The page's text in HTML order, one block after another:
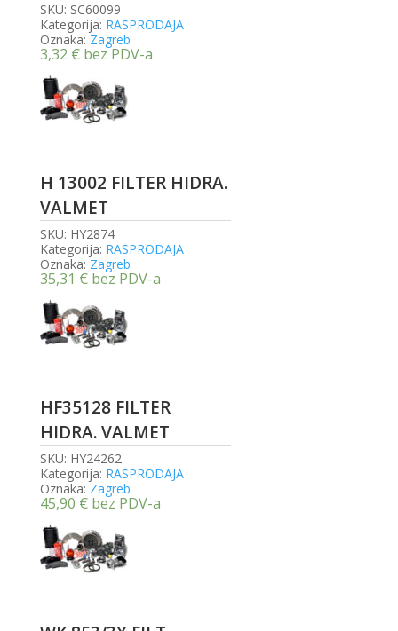
SKU: SC60099
Kategorija: RASPRODAJA
Oznaka: Zagreb
3,32 € bez PDV-a
H 13002 FILTER HIDRA.
VALMET
SKU: HY2874
Kategorija: RASPRODAJA
Oznaka: Zagreb
35,31 € bez PDV-a
HF35128 FILTER
HIDRA. VALMET
SKU: HY24262
Kategorija: RASPRODAJA
Oznaka: Zagreb
45,90 € bez PDV-a